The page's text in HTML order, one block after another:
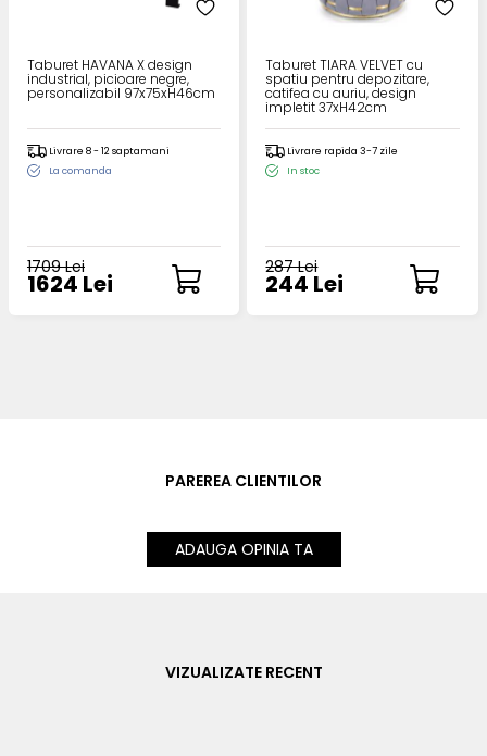
Taburet HAVANA X design
industrial, picioare negre,
personalizabil 97x75xH46cm
Livrare 8 - 12 saptamani
La comanda
1709 Lei
1624 Lei
Taburet TIARA VELVET cu
spatiu pentru depozitare,
catifea cu auriu, design
impletit 37xH42cm
Livrare rapida 3-7 zile
In stoc
287 Lei
244 Lei
PAREREA CLIENTILOR
ADAUGA OPINIA TA
VIZUALIZATE RECENT